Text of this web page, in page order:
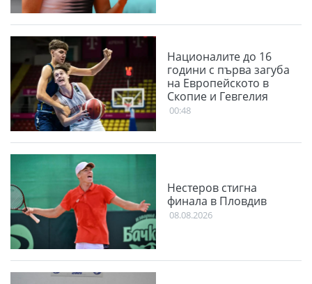
Националите до 16
години с първа загуба
на Европейското в
Скопие и Гевгелия
00:48
Нестеров стигна
финала в Пловдив
08.08.2026